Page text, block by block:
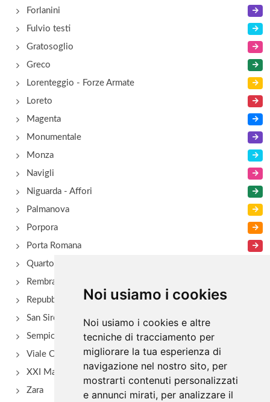
Noi usiamo i cookies
Noi usiamo i cookies e altre
tecniche di tracciamento per
migliorare la tua esperienza di
navigazione nel nostro sito, per
mostrarti contenuti personalizzati
e annunci mirati, per analizzare il
Forlanini
Fulvio testi
Gratosoglio
Greco
Lorenteggio - Forze Armate
Loreto
Magenta
Monumentale
Monza
Navigli
Niguarda - Affori
Palmanova
Porpora
Porta Romana
Quarto Oggiaro
Rembrant
Repubblica
San Siro - Via Novara
Sempione
Viale Certosa
XXI Marzo
Zara